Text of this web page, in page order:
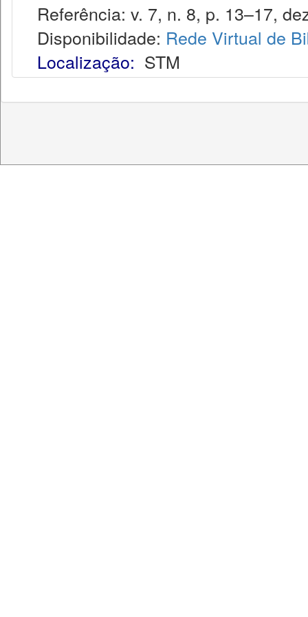
Referência: v. 7, n. 8, p. 13–17,
Disponibilidade: Rede Virtual de
Localização: STM